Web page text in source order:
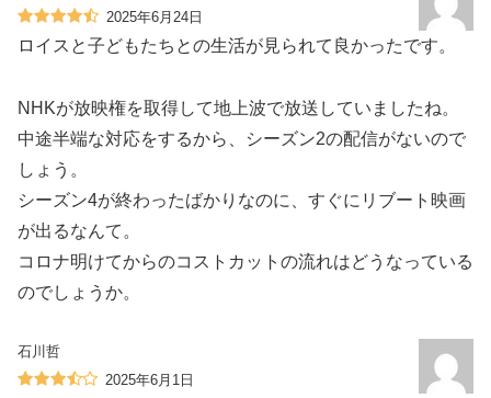
2025年6月24日
ロイスと子どもたちとの生活が見られて良かったです。
NHKが放映権を取得して地上波で放送していましたね。
中途半端な対応をするから、シーズン2の配信がないので
しょう。
シーズン4が終わったばかりなのに、すぐにリブート映画
が出るなんて。
コロナ明けてからのコストカットの流れはどうなっている
のでしょうか。
石川哲
2025年6月1日